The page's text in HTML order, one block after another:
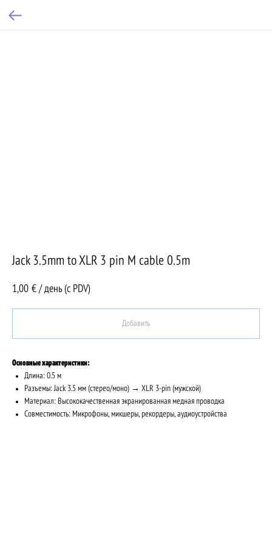
Jack 3.5mm to XLR 3 pin M cable 0.5m
1,00 € / день (c PDV)
Добавить
Основные характеристики:
Длина: 0.5 м
Разъемы: Jack 3.5 мм (стерео/моно) → XLR 3-pin (мужской)
Материал: Высококачественная экранированная медная проводка
Совместимость: Микрофоны, микшеры, рекордеры, аудиоустройства